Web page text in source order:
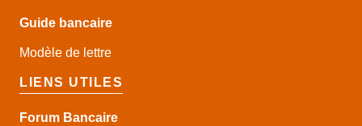
Guide bancaire
Modèle de lettre
LIENS UTILES
Forum Bancaire